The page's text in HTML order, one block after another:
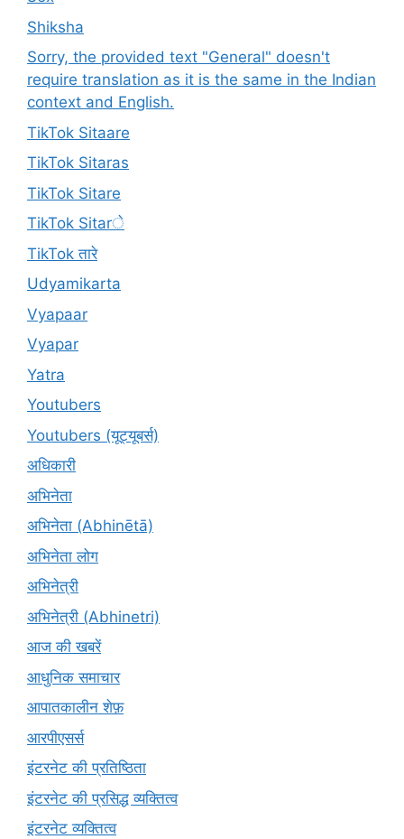
Shiksha
Sorry, the provided text "General" doesn't
require translation as it is the same in the Indian
context and English.
TikTok Sitaare
TikTok Sitaras
TikTok Sitare
TikTok Sitarे
TikTok तारे
Udyamikarta
Vyapaar
Vyapar
Yatra
Youtubers
Youtubers (यूट्यूबर्स)
अधिकारी
अभिनेता
अभिनेता (Abhinētā)
अभिनेता लोग
अभिनेत्री
अभिनेत्री (Abhinetri)
आज की खबरें
आधुनिक समाचार
आपातकालीन शेफ़
आरपीएसर्स
इंटरनेट की प्रतिष्ठिता
इंटरनेट की प्रसिद्ध व्यक्तित्व
इंटरनेट व्यक्तित्व